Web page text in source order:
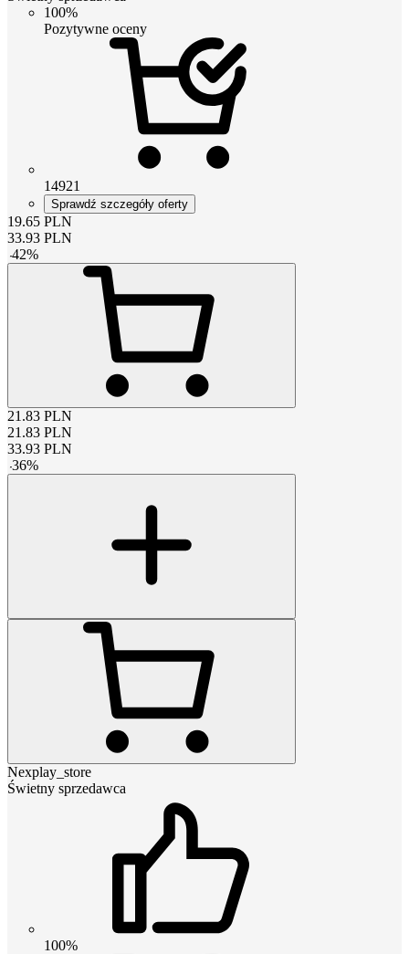
100%
Pozytywne oceny
14921
Sprawdź szczegóły oferty
19.65 PLN
33.93 PLN
-42%
21.83 PLN
21.83 PLN
33.93 PLN
-36%
Nexplay_store
Świetny sprzedawca
100%